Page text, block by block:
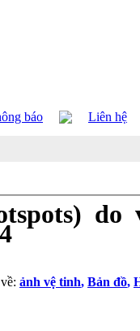
báo Liên hệ
ảnh vệ tinh, Bản đồ,